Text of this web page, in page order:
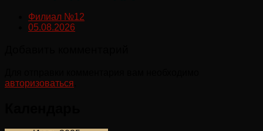
Филиал №12
05.08.2026
авторизоваться